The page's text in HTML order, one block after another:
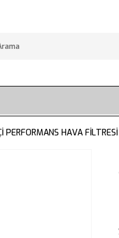
PERFORMANS HAVA